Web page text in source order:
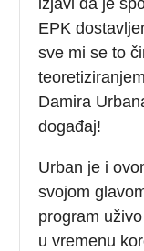
EPK
sve mi se to
Damira
događaj!
Urban je i
svojom
program
u vremenu